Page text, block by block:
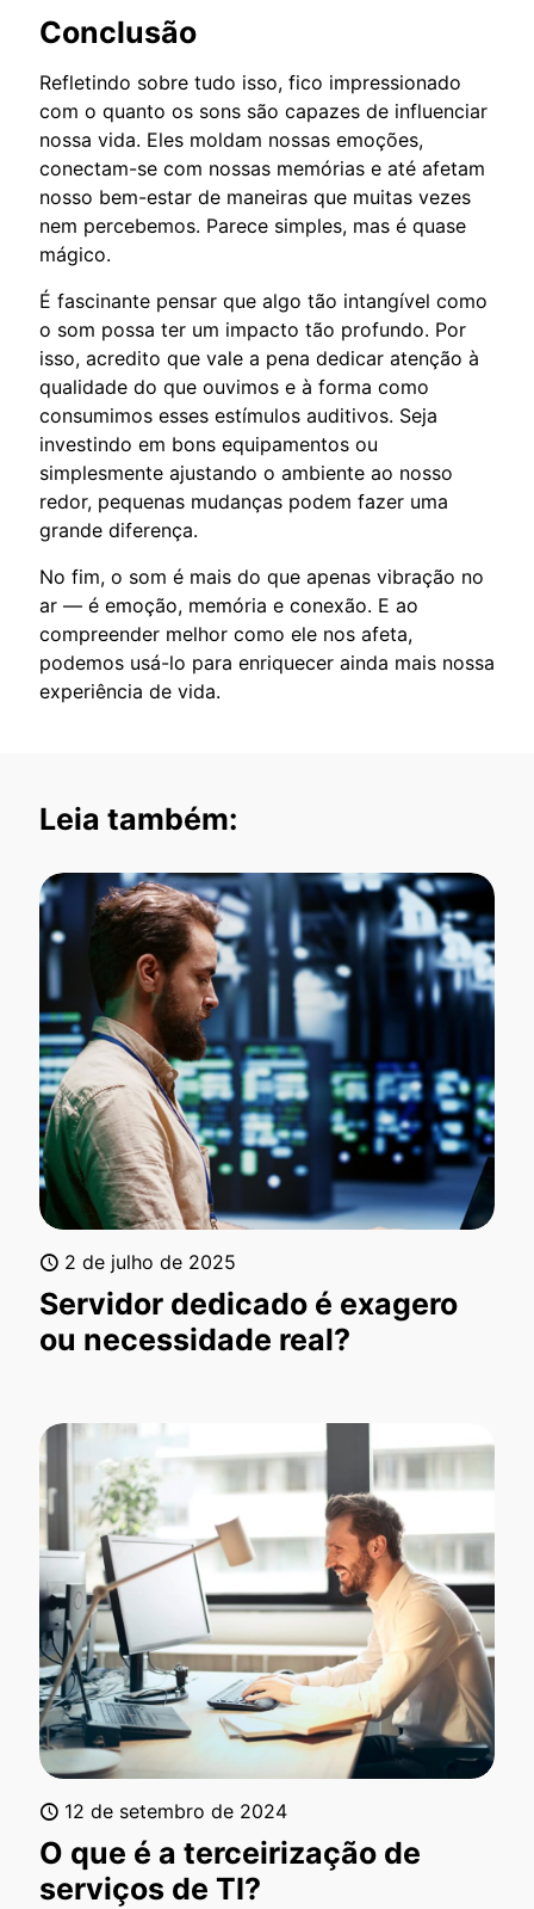
Conclusão
Refletindo sobre tudo isso, fico impressionado
com o quanto os sons são capazes de influenciar
nossa vida. Eles moldam nossas emoções,
conectam-se com nossas memórias e até afetam
nosso bem-estar de maneiras que muitas vezes
nem percebemos. Parece simples, mas é quase
mágico.
É fascinante pensar que algo tão intangível como
o som possa ter um impacto tão profundo. Por
isso, acredito que vale a pena dedicar atenção à
qualidade do que ouvimos e à forma como
consumimos esses estímulos auditivos. Seja
investindo em bons equipamentos ou
simplesmente ajustando o ambiente ao nosso
redor, pequenas mudanças podem fazer uma
grande diferença.
No fim, o som é mais do que apenas vibração no
ar — é emoção, memória e conexão. E ao
compreender melhor como ele nos afeta,
podemos usá-lo para enriquecer ainda mais nossa
experiência de vida.
Leia também:
2 de julho de 2025
Servidor dedicado é exagero
ou necessidade real?
12 de setembro de 2024
O que é a terceirização de
serviços de TI?